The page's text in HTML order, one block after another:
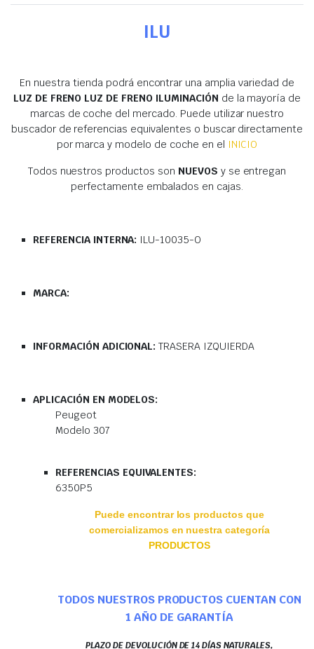
ILU
En nuestra tienda podrá encontrar una amplia variedad de
LUZ DE FRENO LUZ DE FRENO ILUMINACIÓN de la mayoría de
marcas de coche del mercado. Puede utilizar nuestro
buscador de referencias equivalentes o buscar directamente
por marca y modelo de coche en el INICIO
Todos nuestros productos son NUEVOS y se entregan
perfectamente embalados en cajas.
REFERENCIA INTERNA: ILU-10035-O
MARCA:
INFORMACIÓN ADICIONAL:TRASERA IZQUIERDA
APLICACIÓN EN MODELOS:
Peugeot
Modelo 307
REFERENCIAS EQUIVALENTES:
6350P5
Puede encontrar los productos que
comercializamos en nuestra categoría
PRODUCTOS
TODOS NUESTROS PRODUCTOS CUENTAN CON
1 AÑO DE GARANTÍA
PLAZO DE DEVOLUCIÓN DE 14 DÍAS NATURALES,